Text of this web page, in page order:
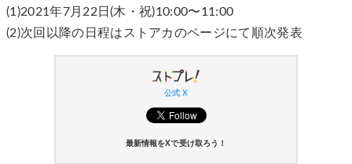
(1)2021年7月22日(木・祝)10:00〜11:00
(2)次回以降の日程はストアカのページにて順次発表
公式 X
最新情報をXで受け取ろう！